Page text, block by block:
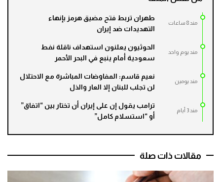
مند 8 ساعات
طهران تربط فتح مضيق هرمز بإنهاء
التهديدات ضد إيران
مند يوم واحد
الحوثيون يعلنون استهداف ناقلة نفط
سعودية أمام ينبع في البحر الأحمر
مند يومين
نعيم قاسم: المفاوضات المباشرة مع الاحتلال
لن تجلب للبنان إلا العار والذل
مند 3 أيام
ترامب يقول إن على إيران أن تختار بين “اتفاق”
أو “استسلام كامل”
مقالات ذات صلة